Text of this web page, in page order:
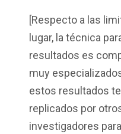
[Respecto a las
lugar, la técnica
resultados es
muy
estos resultados
replicados por
investigadores